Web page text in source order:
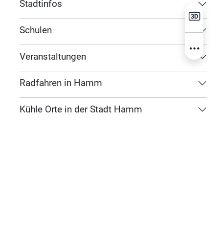
Stadtinfos
Schulen
Veranstaltungen
Radfahren in Hamm
Kühle Orte in der Stadt Hamm